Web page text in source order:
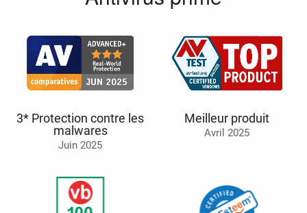
3* Protection contre les
malwares
Juin 2025
Meilleur produit
Avril 2025